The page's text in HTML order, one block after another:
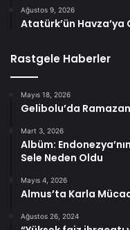
Ağustos 9, 2026
Atatürk’ün Havza’ya
Rastgele Haberler
Mayıs 18, 2026
Gelibolu’da Ramazan
Mart 3, 2026
Albüm:
Sele Neden Oldu
Mayıs 4, 2026
Almus’ta Karla
Ağustos 26, 2024